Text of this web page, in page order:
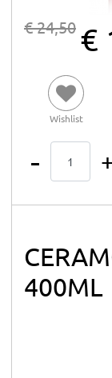
€ 24,50 €
Wishlist
400ML